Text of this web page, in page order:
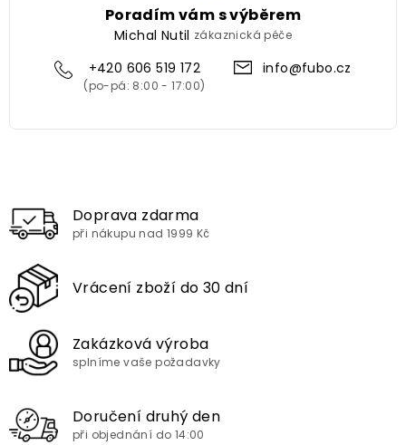
Poradím vám s výběrem
Michal Nutil zákaznická péče
+420 606 519 172 info@fubo.cz
Doprava zdarma
při nákupu nad 1999 Kč
Vrácení zboží do 30 dní
Zakázková výroba
splníme vaše požadavky
Doručení druhý den
při objednání do 14:00